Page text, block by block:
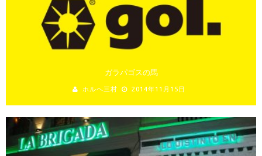
ガラパゴスの馬
ホルヘ三村 2014年11月15日